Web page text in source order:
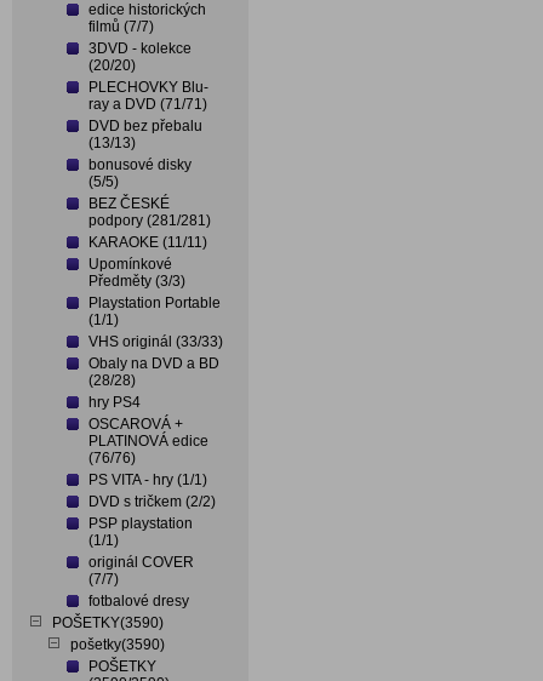
edice historických
filmů (7/7)
3DVD - kolekce
(20/20)
PLECHOVKY Blu-
ray a DVD (71/71)
DVD bez přebalu
(13/13)
bonusové disky
(5/5)
BEZ ČESKÉ
podpory (281/281)
KARAOKE (11/11)
Upomínkové
Předměty (3/3)
Playstation Portable
(1/1)
VHS originál (33/33)
Obaly na DVD a BD
(28/28)
hry PS4
OSCAROVÁ +
PLATINOVÁ edice
(76/76)
PS VITA - hry (1/1)
DVD s tričkem (2/2)
PSP playstation
(1/1)
originál COVER
(7/7)
fotbalové dresy
POŠETKY(3590)
pošetky(3590)
POŠETKY